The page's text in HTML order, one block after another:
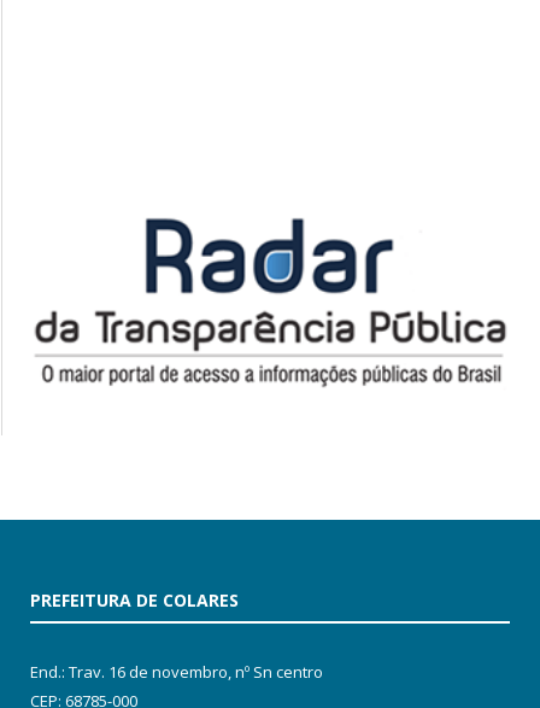
PREFEITURA DE COLARES
End.: Trav. 16 de novembro, nº Sn centro
CEP: 68785-000